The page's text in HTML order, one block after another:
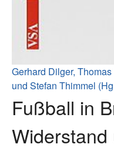
Gerhard Dilger,
und Stefan Thimmel
Fußball in